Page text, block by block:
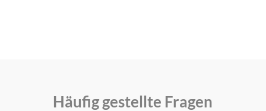
Häufig gestellte Fragen